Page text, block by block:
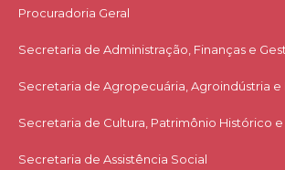
Procuradoria Geral
Secretaria de Administração, Finanças e
Secretaria de Agropecuária, Agroindústria
Secretaria de Cultura, Patrimônio Histórico e
Secretaria de Assistência Social